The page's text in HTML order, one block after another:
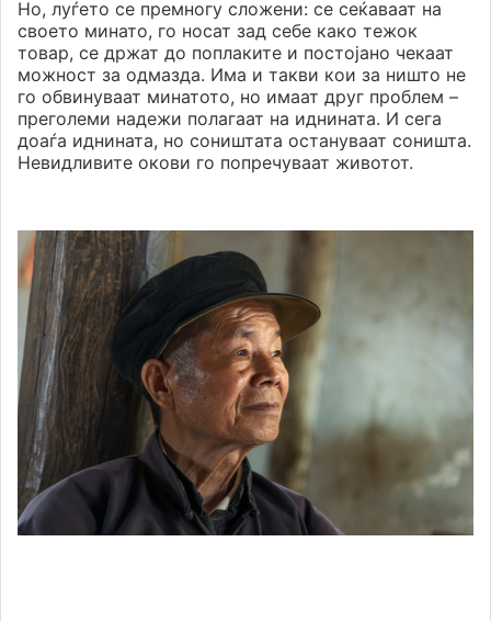
Но, луѓето се премногу сложени: се сеќаваат на
своето минато, го носат зад себе како тежок
товар, се држат до поплаките и постојано чекаат
можност за одмазда. Има и такви кои за ништо не
го обвинуваат минатото, но имаат друг проблем –
преголеми надежи полагаат на иднината. И сега
доаѓа иднината, но соништата остануваат соништа.
Невидливите окови го попречуваат животот.